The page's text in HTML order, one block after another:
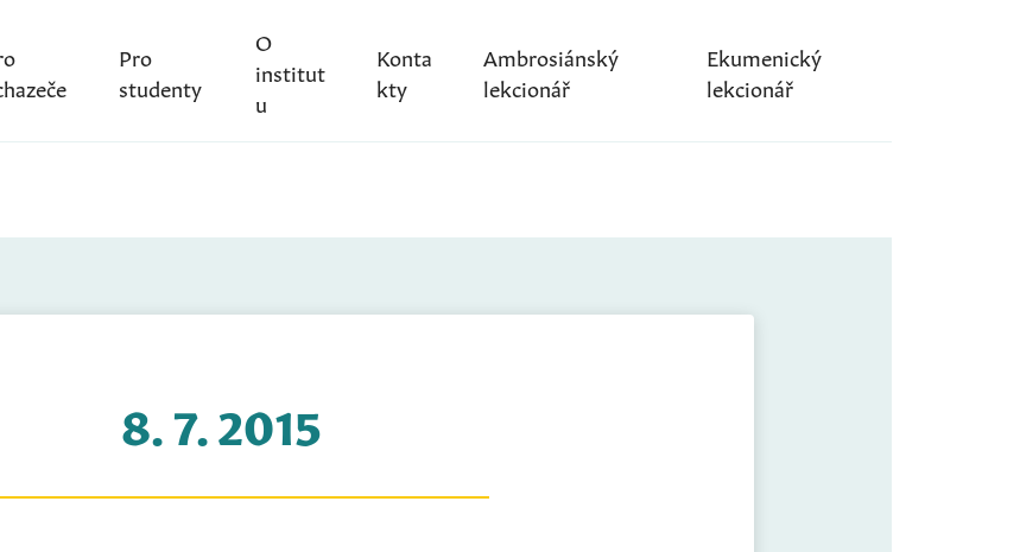
Pro
studenty
O
institut
u
Konta
kty
Ambrosiánský
lekcionář
Ekumenický
lekcionář
8. 7. 2015